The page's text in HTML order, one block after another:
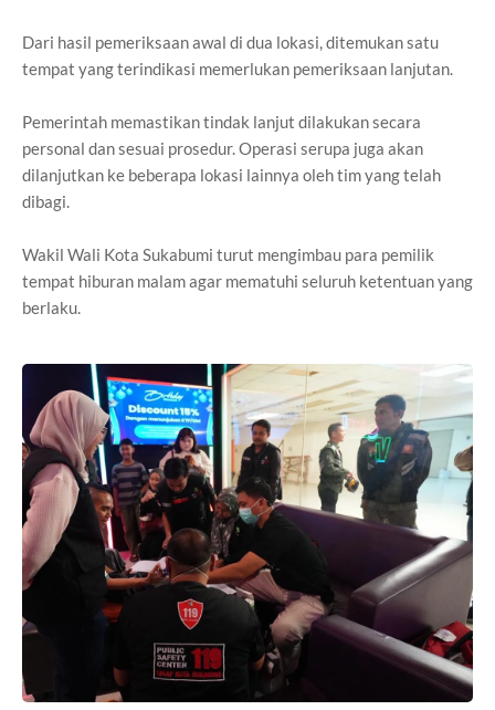
Dari hasil pemeriksaan awal di dua lokasi, ditemukan satu
tempat yang terindikasi memerlukan pemeriksaan lanjutan.
Pemerintah memastikan tindak lanjut dilakukan secara
personal dan sesuai prosedur. Operasi serupa juga akan
dilanjutkan ke beberapa lokasi lainnya oleh tim yang telah
dibagi.
Wakil Wali Kota Sukabumi turut mengimbau para pemilik
tempat hiburan malam agar mematuhi seluruh ketentuan yang
berlaku.